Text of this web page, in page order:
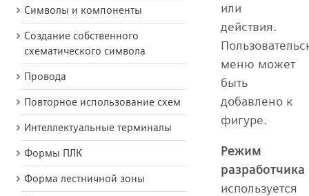
Символы и компоненты
Создание собственного
схематического символа
Провода
Повторное использование схем
Интеллектуальные терминалы
Формы ПЛК
Форма лестничной зоны
или
действия.
меню может
быть
добавлено к
фигуре.
Режим
разработчика
используется